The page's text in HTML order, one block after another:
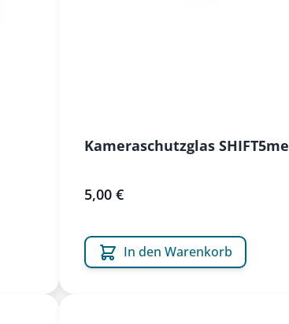
Kameraschutzglas SHIFT5me
5,00 €
In den Warenkorb